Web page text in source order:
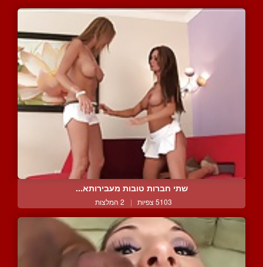
שתי חברות טובות מעבירותא...
5103 צפיות | 2 המלצות